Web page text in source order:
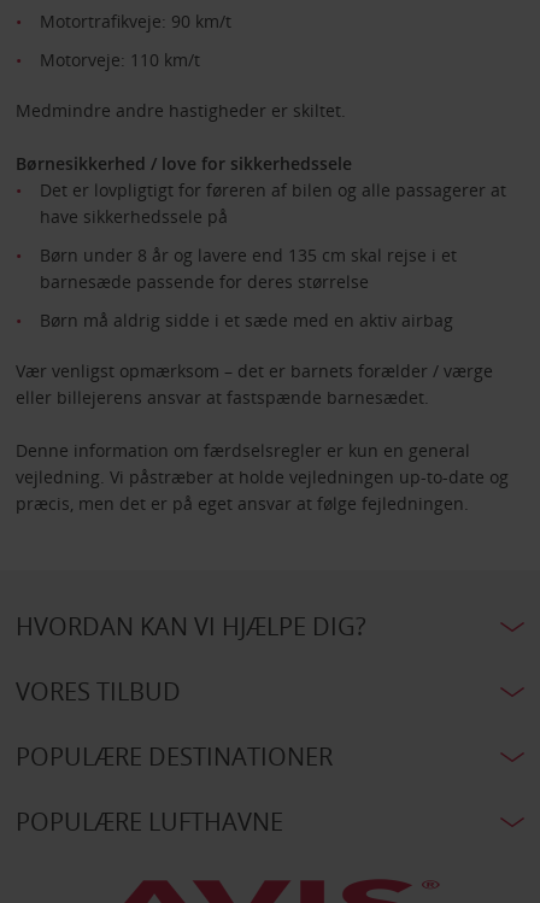
Motortrafikveje: 90 km/t
Motorveje: 110 km/t
Medmindre andre hastigheder er skiltet.
Børnesikkerhed / love for sikkerhedssele
Det er lovpligtigt for føreren af bilen og alle passagerer at
have sikkerhedssele på
Børn under 8 år og lavere end 135 cm skal rejse i et
barnesæde passende for deres størrelse
Børn må aldrig sidde i et sæde med en aktiv airbag
Vær venligst opmærksom – det er barnets forælder / værge
eller billejerens ansvar at fastspænde barnesædet.
Denne information om færdselsregler er kun en general
vejledning. Vi påstræber at holde vejledningen up-to-date og
præcis, men det er på eget ansvar at følge fejledningen.
HVORDAN KAN VI HJÆLPE DIG?
VORES TILBUD
POPULÆRE DESTINATIONER
POPULÆRE LUFTHAVNE